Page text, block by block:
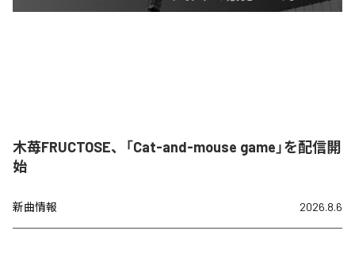
木苺FRUCTOSE、「Cat-and-mouse game」を配信開
始
新曲情報 2026.8.6